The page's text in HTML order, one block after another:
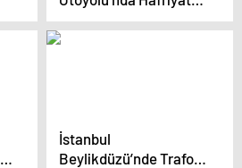
Kamyonu Alev Alev
Yandı
İstanbul
Beylikdüzü’nde Trafo